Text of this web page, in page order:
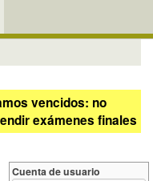
vencidos: no
exámenes finales
Cuenta de usuario